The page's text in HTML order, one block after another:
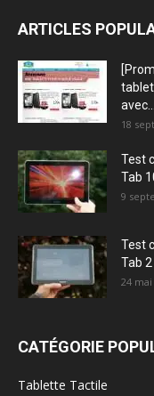
ARTICLES
avec...
18
Test
Tab
9
Test
Tab 2
24 mai
CATÉGORIE
Tablette Tactile